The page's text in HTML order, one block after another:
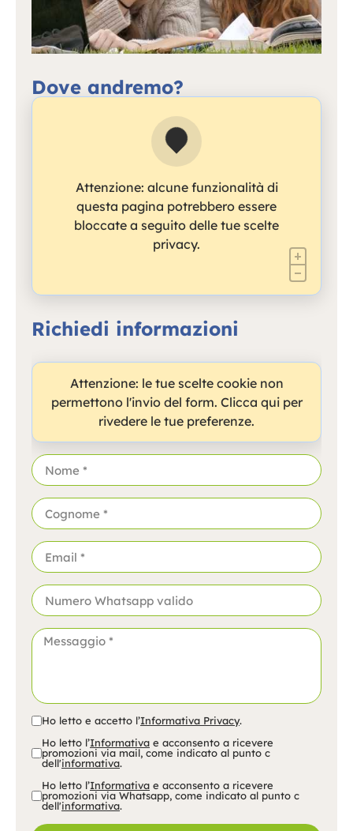
Dove andremo?
Attenzione: alcune funzionalità di
questa pagina potrebbero essere
bloccate a seguito delle tue scelte
privacy.
Richiedi informazioni
Attenzione: le tue scelte cookie non
permettono l'invio del form. Clicca qui per
rivedere le tue preferenze.
Ho letto e accetto l’Informativa Privacy.
Ho letto l’Informativa e acconsento a ricevere
promozioni via mail, come indicato al punto c
dell'informativa.
Ho letto l’Informativa e acconsento a ricevere
promozioni via Whatsapp, come indicato al punto c
dell'informativa.